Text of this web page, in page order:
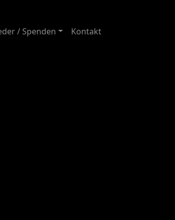
/ Spenden Kontakt